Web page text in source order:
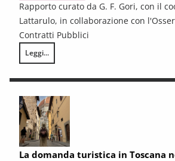
Rapporto curato da G. F. Gori, con il
Lattarulo, in collaborazione con
Contratti Pubblici
Leggi...
I CONTRATTI PUBBLICI AL TERMINE
La domanda turistica in Toscana